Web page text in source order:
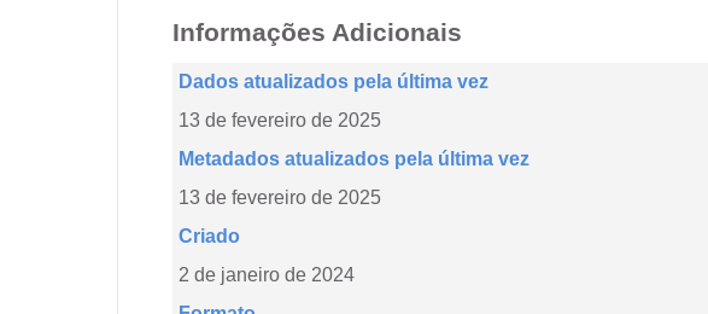
Informações Adicionais
Dados atualizados pela última vez
13 de fevereiro de 2025
Metadados atualizados pela última vez
13 de fevereiro de 2025
Criado
2 de janeiro de 2024